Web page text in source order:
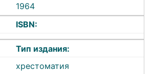
1964
ISBN:
Тип издания:
хрестоматия